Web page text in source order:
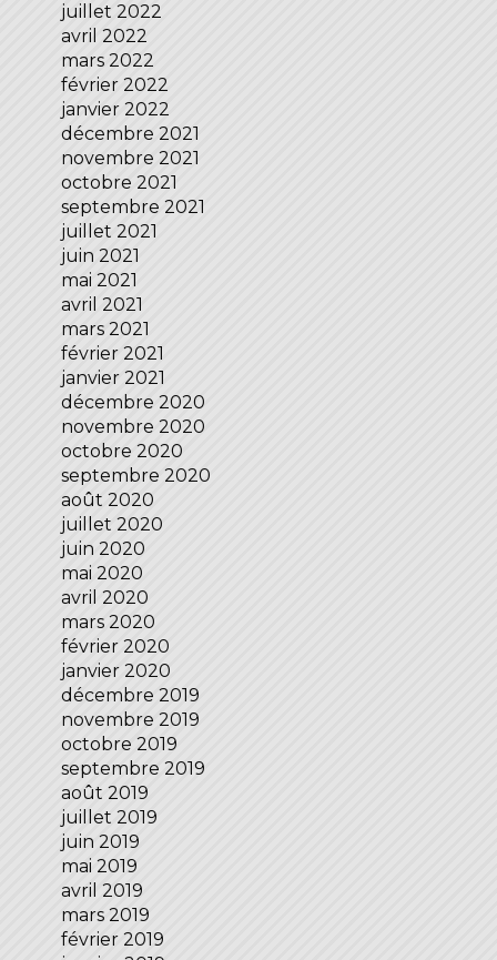
juillet 2022
avril 2022
mars 2022
février 2022
janvier 2022
décembre 2021
novembre 2021
octobre 2021
septembre 2021
juillet 2021
juin 2021
mai 2021
avril 2021
mars 2021
février 2021
janvier 2021
décembre 2020
novembre 2020
octobre 2020
septembre 2020
août 2020
juillet 2020
juin 2020
mai 2020
avril 2020
mars 2020
février 2020
janvier 2020
décembre 2019
novembre 2019
octobre 2019
septembre 2019
août 2019
juillet 2019
juin 2019
mai 2019
avril 2019
mars 2019
février 2019